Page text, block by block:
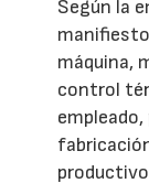
Según la
máquina,
control